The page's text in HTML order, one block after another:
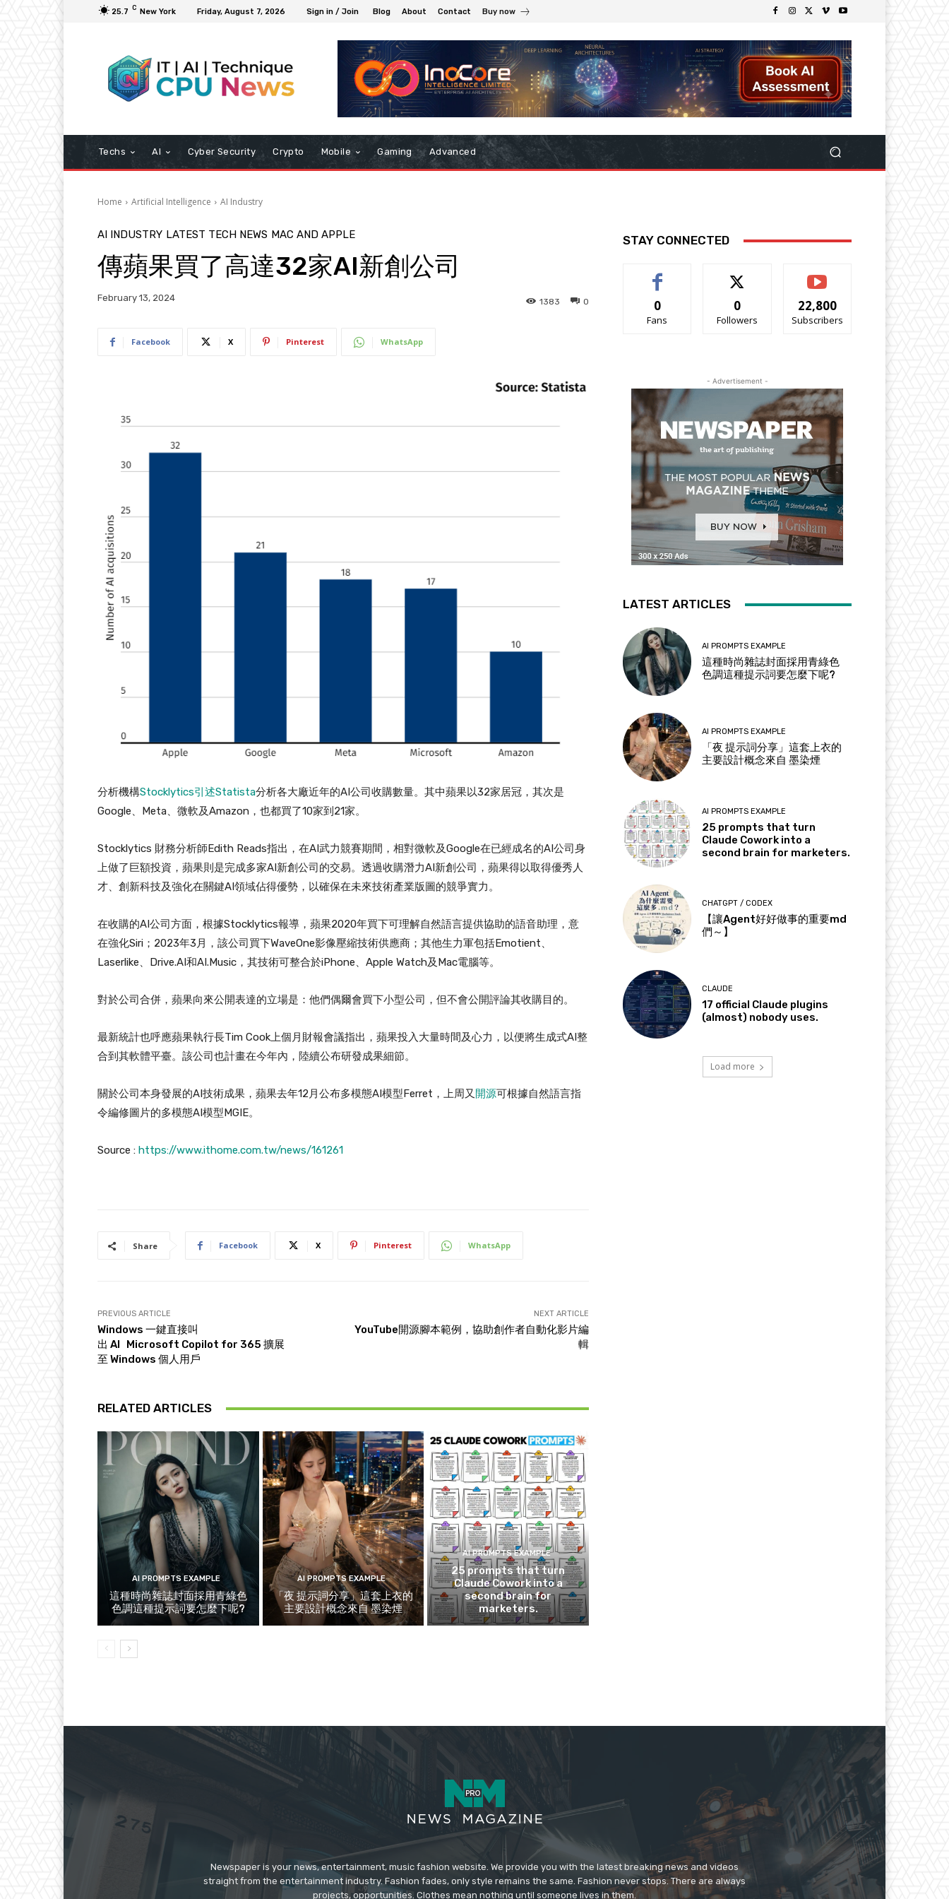
25.7 C New York Friday, August 7, 2026 Sign in / Join Blog About Contact Buy now
Techs AI Cyber Security Crypto Mobile Gaming Advanced
Home Artificial Intelligence AI Industry
AI INDUSTRY LATEST TECH NEWS MAC AND APPLE
傳蘋果買了高達32家AI新創公司
February 13, 2024 0
1383
Facebook X Pinterest WhatsApp
分析機構Stocklytics引述Statista分析各大廠近年的AI公司收購數量。其中蘋果以32家居冠，其次是
Google、Meta、微軟及Amazon，也都買了10家到21家。
Stocklytics 財務分析師Edith Reads指出，在AI武力競賽期間，相對微軟及Google在已經成名的AI公司身
上做了巨額投資，蘋果則是完成多家AI新創公司的交易。透過收購潛力AI新創公司，蘋果得以取得優秀人
才、創新科技及強化在關鍵AI領域佔得優勢，以確保在未來技術產業版圖的競爭實力。
在收購的AI公司方面，根據Stocklytics報導，蘋果2020年買下可理解自然語言提供協助的語音助理，意
在強化Siri；2023年3月，該公司買下WaveOne影像壓縮技術供應商；其他生力軍包括Emotient、
Laserlike、Drive.AI和AI.Music，其技術可整合於iPhone、Apple Watch及Mac電腦等。
對於公司合併，蘋果向來公開表達的立場是：他們偶爾會買下小型公司，但不會公開評論其收購目的。
最新統計也呼應蘋果執行長Tim Cook上個月財報會議指出，蘋果投入大量時間及心力，以便將生成式AI整
合到其軟體平臺。該公司也計畫在今年內，陸續公布研發成果細節。
關於公司本身發展的AI技術成果，蘋果去年12月公布多模態AI模型Ferret，上周又開源可根據自然語言指
令編修圖片的多模態AI模型MGIE。
Source : https://www.ithome.com.tw/news/161261
Share Facebook X Pinterest WhatsApp
PREVIOUS ARTICLE
Windows 一鍵直接叫
出 AI Microsoft Copilot for 365 擴展
至 Windows 個人用戶
NEXT ARTICLE
YouTube開源腳本範例，協助創作者自動化影片編
輯
RELATED ARTICLES
AI PROMPTS EXAMPLE
這種時尚雜誌封面採用青綠色
色調這種提示詞要怎麼下呢?
AI PROMPTS EXAMPLE
「夜 提示詞分享」這套上衣的
主要設計概念來自 墨染煙
AI PROMPTS EXAMPLE
25 prompts that turn
Claude Cowork into a
second brain for
marketers.
STAY CONNECTED
0
Fans
0
Followers
22,800
Subscribers
- Advertisement -
LATEST ARTICLES
AI PROMPTS EXAMPLE
這種時尚雜誌封面採用青綠色
色調這種提示詞要怎麼下呢?
AI PROMPTS EXAMPLE
「夜 提示詞分享」這套上衣的
主要設計概念來自 墨染煙
AI PROMPTS EXAMPLE
25 prompts that turn
Claude Cowork into a
second brain for marketers.
CHATGPT / CODEX
【讓Agent好好做事的重要md
們～】
CLAUDE
17 official Claude plugins
(almost) nobody uses.
Load more
Newspaper is your news, entertainment, music fashion website. We provide you with the latest breaking news and videos
straight from the entertainment industry. Fashion fades, only style remains the same. Fashion never stops. There are always
projects, opportunities. Clothes mean nothing until someone lives in them.